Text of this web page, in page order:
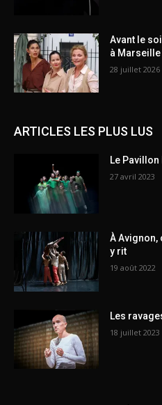
Avant le
à Marseille
28 juillet 2026
ARTICLES LES PLUS LUS
Le
27 avril 2023
À Avignon,
y rit
19 août 2022
Les
18 juillet 2023